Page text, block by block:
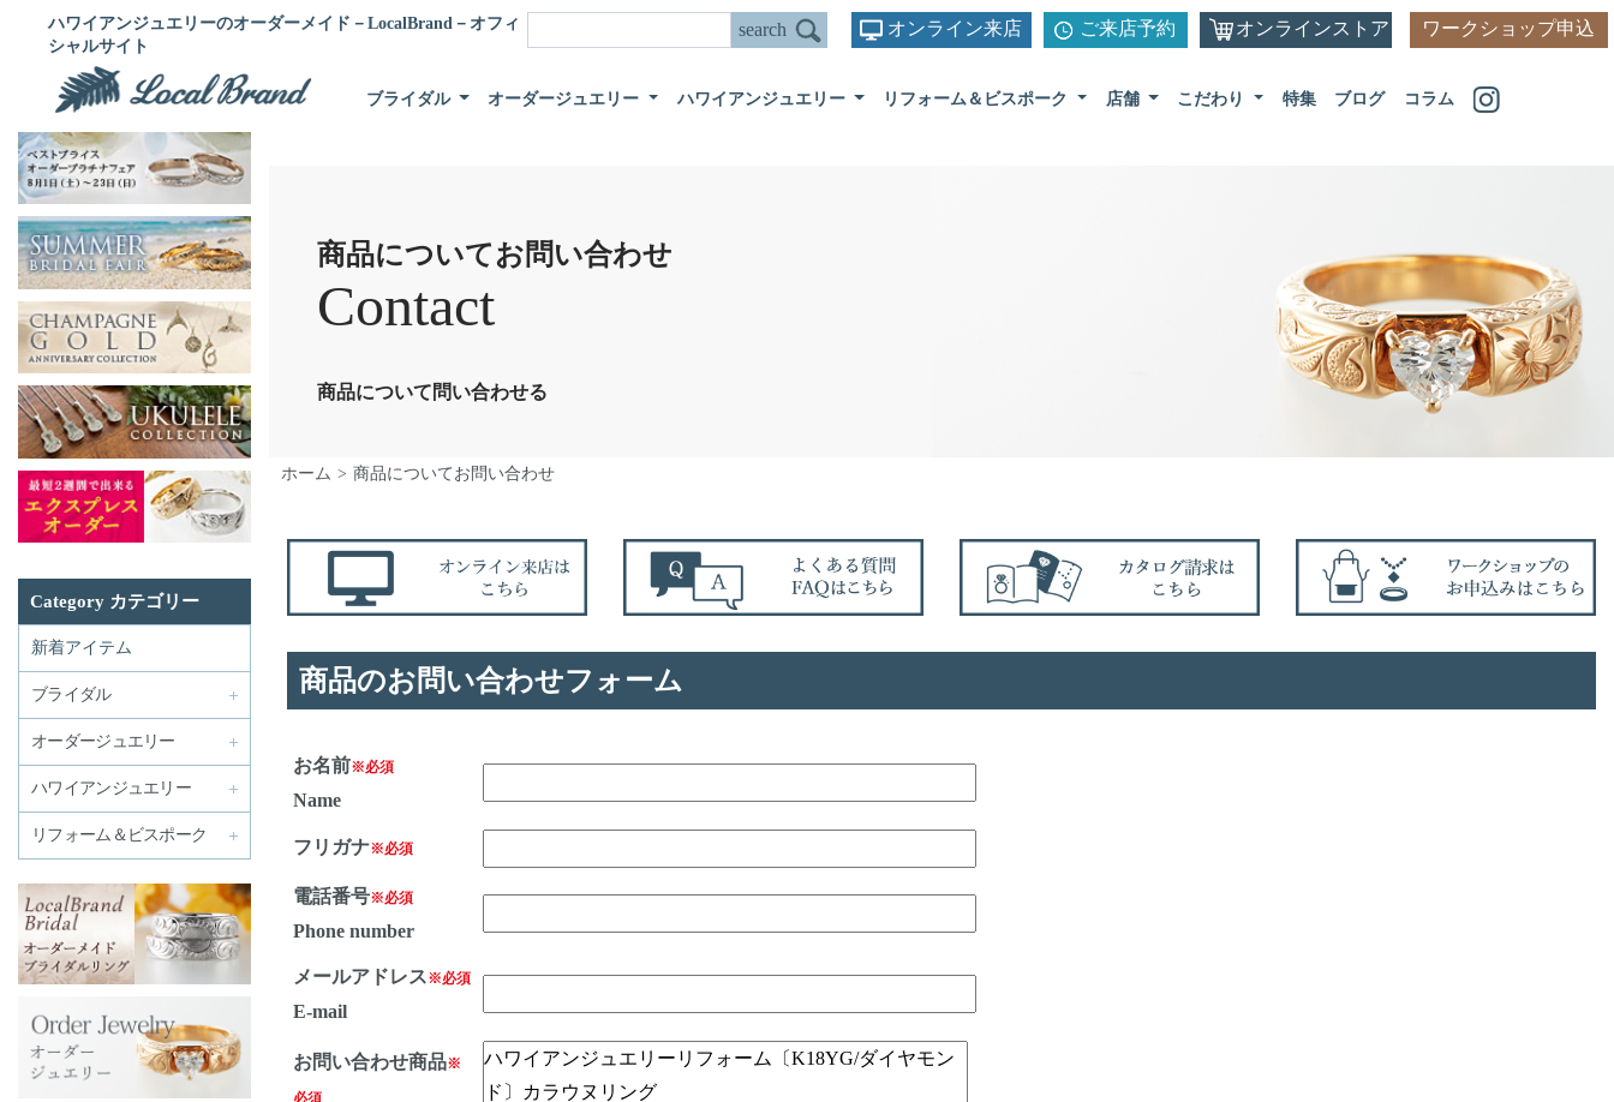
ハワイアンジュエリーのオーダーメイド－LocalBrand－オフィ
シャルサイト
オンライン来店 ご来店予約 オンラインストア ワークショップ申込
ブライダル オーダージュエリー ハワイアンジュエリー リフォーム＆ビスポーク 店舗 こだわり 特集 ブログ コラム
Category カテゴリー
新着アイテム
ブライダル
オーダージュエリー
ハワイアンジュエリー
リフォーム＆ビスポーク
商品についてお問い合わせ
Contact
商品について問い合わせる
ホーム 商品についてお問い合わせ
商品のお問い合わせフォーム
お名前※必須
Name
フリガナ※必須
電話番号※必須
Phone number
メールアドレス※必須
E-mail
お問い合わせ商品※